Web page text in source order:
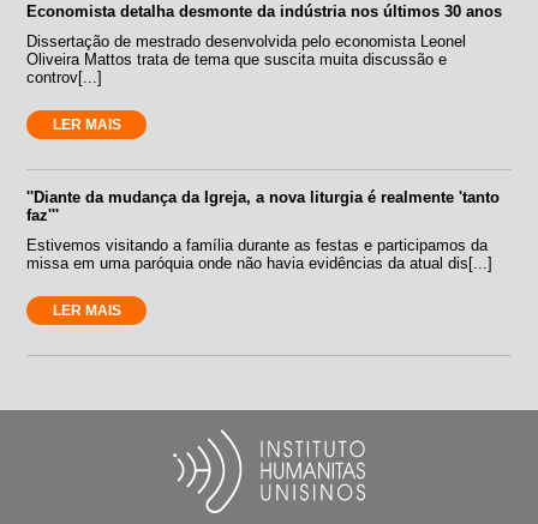
Economista detalha desmonte da indústria nos últimos 30 anos
Dissertação de mestrado desenvolvida pelo economista Leonel
Oliveira Mattos trata de tema que suscita muita discussão e
controv[...]
LER MAIS
''Diante da mudança da Igreja, a nova liturgia é realmente 'tanto
faz'''
Estivemos visitando a família durante as festas e participamos da
missa em uma paróquia onde não havia evidências da atual dis[...]
LER MAIS